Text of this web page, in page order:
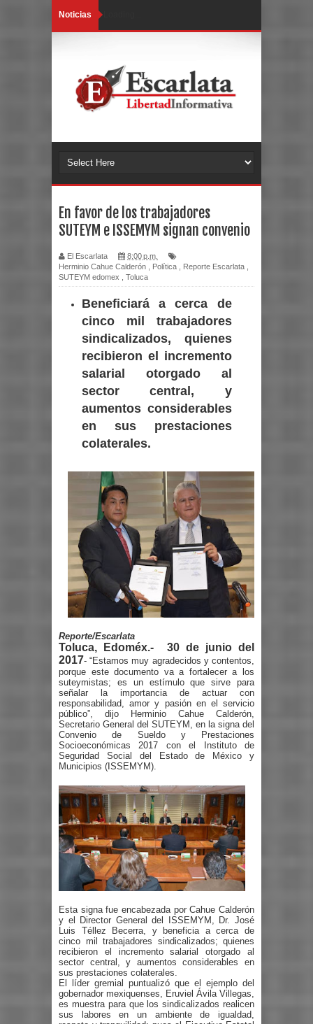
Noticias
En favor de los trabajadores
SUTEYM e ISSEMYM signan convenio
El Escarlata
8:00 p.m.
Herminio Cahue Calderón
Política Reporte Escarlata
SUTEYM edomex
Toluca
Beneficiará a cerca de
cinco mil trabajadores
sindicalizados, quienes
recibieron el incremento
salarial otorgado al
sector central, y
aumentos considerables
en sus prestaciones
colaterales.
Reporte/Escarlata
Toluca, Edoméx.- 30 de junio del
2017- “Estamos muy agradecidos y contentos,
porque este documento va a fortalecer a los
suteymistas; es un estímulo que sirve para
señalar la importancia de actuar con
responsabilidad, amor y pasión en el servicio
público”, dijo Herminio Cahue Calderón,
Secretario General del SUTEYM, en la signa del
Convenio de Sueldo y Prestaciones
Socioeconómicas 2017 con el Instituto de
Seguridad Social del Estado de México y
Municipios (ISSEMYM).
Esta signa fue encabezada por Cahue Calderón
y el Director General del ISSEMYM, Dr. José
Luis Téllez Becerra, y beneficia a cerca de
cinco mil trabajadores sindicalizados; quienes
recibieron el incremento salarial otorgado al
sector central, y aumentos considerables en
sus prestaciones colaterales.
El líder gremial puntualizó que el ejemplo del
gobernador mexiquenses, Eruviel Ávila Villegas,
es muestra para que los sindicalizados realicen
sus labores en un ambiente de igualdad,